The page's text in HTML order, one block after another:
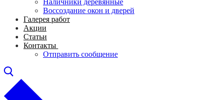
Наличники деревянные
Воссоздание окон и дверей
Галерея работ
Акции
Статьи
Контакты
Отправить сообщение